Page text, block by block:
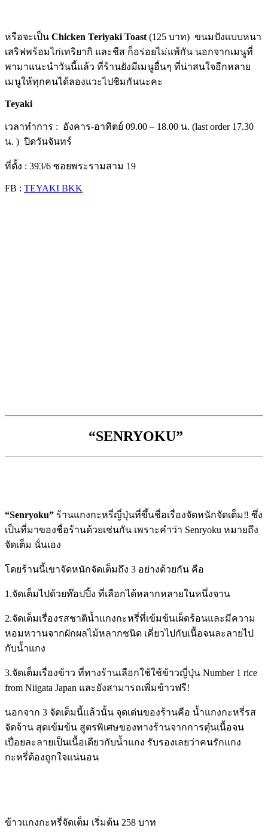
หรือจะเป็น Chicken Teriyaki Toast (125 บาท) ขนมปังเเบบหนา
เสริฟพร้อมไก่เทริยากิ และชีส ก็อร่อยไม่แพ้กัน นอกจากเมนูที่
พามาแนะนำวันนี้แล้ว ที่ร้านยังมีเมนูอื่นๆ ที่น่าสนใจอีกหลาย
เมนูให้ทุกคนได้ลองแวะไปชิมกันนะคะ
Teyaki
เวลาทำการ : อังคาร-อาทิตย์ 09.00 – 18.00 น. (last order 17.30
น. ) ปิดวันจันทร์
ที่ตั้ง : 393/6 ซอยพระรามสาม 19
FB : TEYAKI BKK
“SENRYOKU”
“Senryoku” ร้านแกงกะหรี่ญี่ปุ่นที่ขึ้นชื่อเรื่องจัดหนักจัดเต็ม‼ ซึ่ง
เป็นที่มาของชื่อร้านด้วยเช่นกัน เพราะคำว่า Senryoku หมายถึง
จัดเต็ม นั่นเอง
โดยร้านนี้เขาจัดหนักจัดเต็มถึง 3 อย่างด้วยกัน คือ
1.จัดเต็มไปด้วยท๊อปปิ้ง ที่เลือกได้หลากหลายในหนึ่งจาน
2.จัดเต็มเรื่องรสชาติน้ำแกงกะหรี่ที่เข้มข้นเผ็ดร้อนและมีความ
หอมหวานจากผักผลไม้หลากชนิด เคี่ยวไปกับเนื้อจนละลายไป
กับน้ำแกง
3.จัดเต็มเรื่องข้าว ที่ทางร้านเลือกใช้ใช้ข้าวญี่ปุ่น Number 1 rice
from Niigata Japan และยังสามารถเพิ่มข้าวฟรี!
นอกจาก 3 จัดเต็มนี้แล้วนั้น จุดเด่นของร้านคือ น้ำแกงกะหรี่รส
จัดจ้าน สุดเข้มข้น สูตรพิเศษของทางร้านจากการตุ๋นเนื้อจน
เปื่อยละลายเป็นเนื้อเดียวกับน้ำแกง รับรองเลยว่าคนรักแกง
กะหรี่ต้องถูกใจแน่นอน
ข้าวแกงกะหรี่จัดเต็ม เริ่มต้น 258 บาท